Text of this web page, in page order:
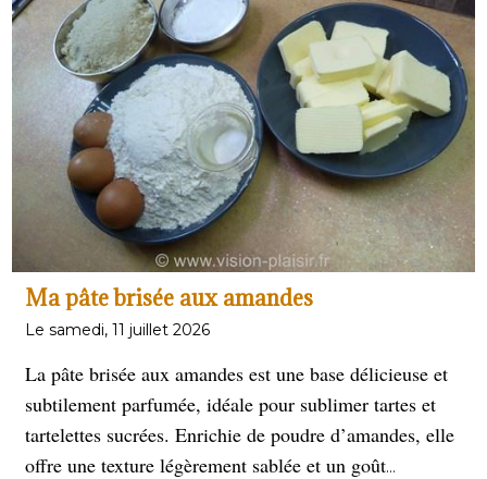
Ma pâte brisée aux amandes
Le samedi, 11 juillet 2026
La pâte brisée aux amandes est une base délicieuse et
subtilement parfumée, idéale pour sublimer tartes et
tartelettes sucrées. Enrichie de poudre d’amandes, elle
offre une texture légèrement sablée et un goût